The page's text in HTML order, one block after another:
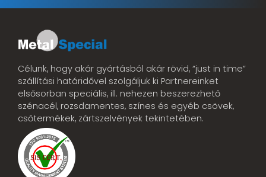
Célunk, hogy akár gyártásból akár rövid, “just in time”
szállítási határidővel szolgáljuk ki Partnereinket
elsősorban speciális, ill. nehezen beszerezhető
szénacél, rozsdamentes, színes és egyéb csövek,
csőtermékek, zártszelvények tekintetében.